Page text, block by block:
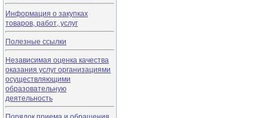
Информация о закупках
товаров, работ, услуг
Полезные ссылки
Независимая оценка качества
оказания услуг организациями
осуществляющими
образовательную
деятельность